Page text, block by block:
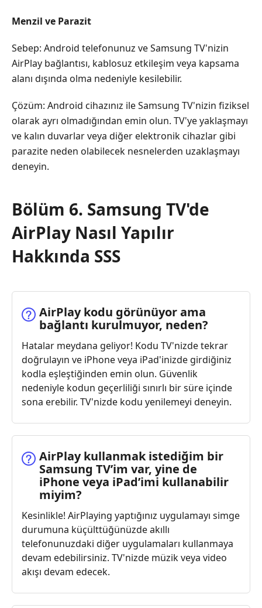
Menzil ve Parazit
Sebep: Android telefonunuz ve Samsung TV'nizin
AirPlay bağlantısı, kablosuz etkileşim veya kapsama
alanı dışında olma nedeniyle kesilebilir.
Çözüm: Android cihazınız ile Samsung TV'nizin fiziksel
olarak ayrı olmadığından emin olun. TV'ye yaklaşmayı
ve kalın duvarlar veya diğer elektronik cihazlar gibi
parazite neden olabilecek nesnelerden uzaklaşmayı
deneyin.
Bölüm 6. Samsung TV'de
AirPlay Nasıl Yapılır
Hakkında SSS
AirPlay kodu görünüyor ama
bağlantı kurulmuyor, neden?
Hatalar meydana geliyor! Kodu TV'nizde tekrar
doğrulayın ve iPhone veya iPad'inizde girdiğiniz
kodla eşleştiğinden emin olun. Güvenlik
nedeniyle kodun geçerliliği sınırlı bir süre içinde
sona erebilir. TV'nizde kodu yenilemeyi deneyin.
AirPlay kullanmak istediğim bir
Samsung TV’im var, yine de
iPhone veya iPad’imi kullanabilir
miyim?
Kesinlikle! AirPlaying yaptığınız uygulamayı simge
durumuna küçülttüğünüzde akıllı
telefonunuzdaki diğer uygulamaları kullanmaya
devam edebilirsiniz. TV'nizde müzik veya video
akışı devam edecek.